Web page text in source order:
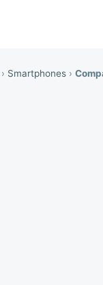
› Smartphones ›